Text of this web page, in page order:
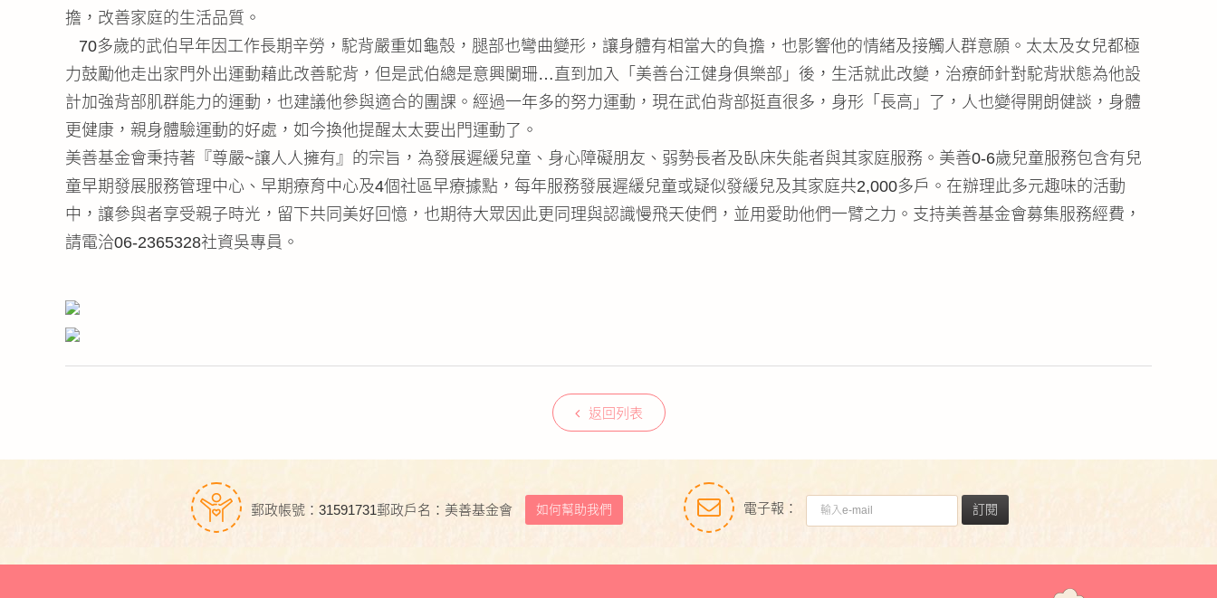
擔，改善家庭的生活品質。
70多歲的武伯早年因工作長期辛勞，駝背嚴重如龜殼，腿部也彎曲變形，讓身體有相當大的負擔，也影響他的情緒及接觸人群意願。太太及女兒都極
力鼓勵他走出家門外出運動藉此改善駝背，但是武伯總是意興闌珊…直到加入「美善台江健身俱樂部」後，生活就此改變，治療師針對駝背狀態為他設
計加強背部肌群能力的運動，也建議他參與適合的團課。經過一年多的努力運動，現在武伯背部挺直很多，身形「長高」了，人也變得開朗健談，身體
更健康，親身體驗運動的好處，如今換他提醒太太要出門運動了。
美善基金會秉持著『尊嚴~讓人人擁有』的宗旨，為發展遲緩兒童、身心障礙朋友、弱勢長者及臥床失能者與其家庭服務。美善0-6歲兒童服務包含有兒
童早期發展服務管理中心、早期療育中心及4個社區早療據點，每年服務發展遲緩兒童或疑似發緩兒及其家庭共2,000多戶。在辦理此多元趣味的活動
中，讓參與者享受親子時光，留下共同美好回憶，也期待大眾因此更同理與認識慢飛天使們，並用愛助他們一臂之力。支持美善基金會募集服務經費，
請電洽06-2365328社資吳專員。
返回列表
郵政帳號：31591731郵政戶名：美善基金會 如何幫助我們 電子報： 訂閱